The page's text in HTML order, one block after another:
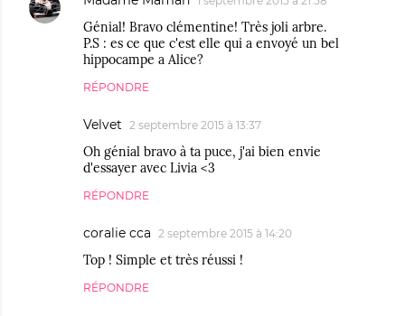
Génial! Bravo clémentine! Très joli arbre.
P.S : es ce que c'est elle qui a envoyé un bel
hippocampe a Alice?
RÉPONDRE
Velvet 2 septembre 2015 à 13:37
Oh génial bravo à ta puce, j'ai bien envie
d'essayer avec Livia <3
RÉPONDRE
coralie cca 2 septembre 2015 à 14:20
Top ! Simple et très réussi !
RÉPONDRE